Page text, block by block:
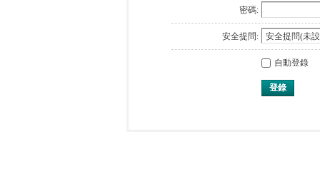
密碼:
安全提問:
自動登錄
登錄